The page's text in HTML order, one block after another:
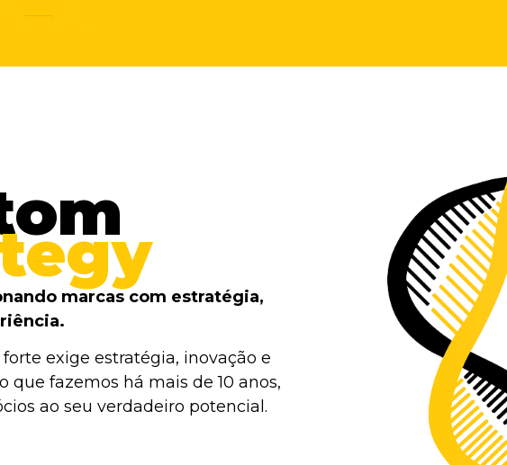
marcas com estratégia,
exige estratégia, inovação e
que fazemos há mais de 10 anos,
ao seu verdadeiro potencial.